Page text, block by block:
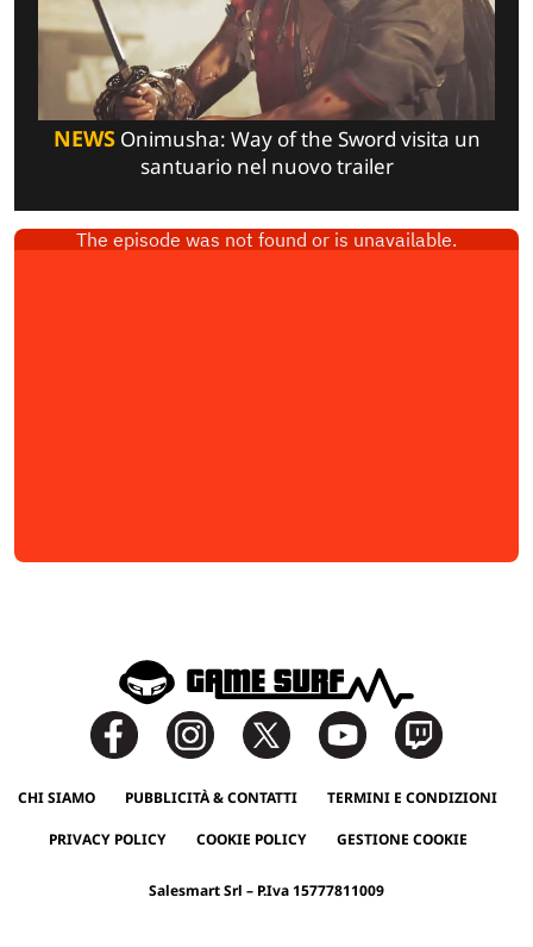
NEWSOnimusha: Way of the Sword visita un
santuario nel nuovo trailer
CHI SIAMO PUBBLICITÀ & CONTATTI TERMINI E CONDIZIONI
PRIVACY POLICY COOKIE POLICY GESTIONE COOKIE
Salesmart Srl – P.Iva 15777811009